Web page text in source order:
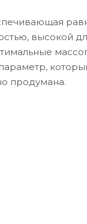
высокой
продумана.